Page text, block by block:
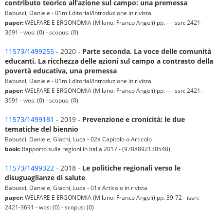
contributo teorico all’azione sul campo: una premessa
Babusci, Daniele - 01m Editorial/Introduzione in rivista
paper:WELFARE E ERGONOMIA (Milano: Franco Angeli) pp. - - issn: 2421-
3691 - wos: (0) - scopus: (0)
11573/1499255 - 2020 - Parte seconda. La voce delle comunità
educanti. La ricchezza delle azioni sul campo a contrasto della
povertà educativa, una premessa
Babusci, Daniele - 01m Editorial/Introduzione in rivista
paper:WELFARE E ERGONOMIA (Milano: Franco Angeli) pp. - - issn: 2421-
3691 - wos: (0) - scopus: (0)
11573/1499181 - 2019 - Prevenzione e cronicità: le due
tematiche del biennio
Babusci, Daniele; Giachi, Luca - 02a Capitolo o Articolo
book: Rapporto sulle regioni in Italia 2017 - (9788892130548)
11573/1499322 - 2018 - Le politiche regionali verso le
disuguaglianze di salute
Babusci, Daniele; Giachi, Luca - 01a Articolo in rivista
paper:WELFARE E ERGONOMIA (Milano: Franco Angeli) pp. 39-72 - issn:
2421-3691 - wos: (0) - scopus: (0)